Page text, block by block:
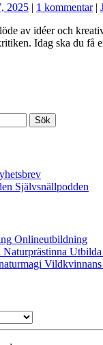
2025 | 1 kommentar|
av idéer och
Idag ska du
Självsnällpodden
Onlineutbildning
Vildkvinnans